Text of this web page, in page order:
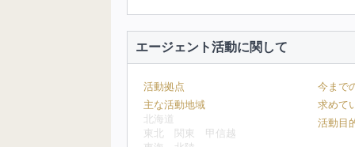
エージェント活動に関して
活動拠点
主な活動地域
北海道
東北
関東
甲信越
今まで
求めて
活動目